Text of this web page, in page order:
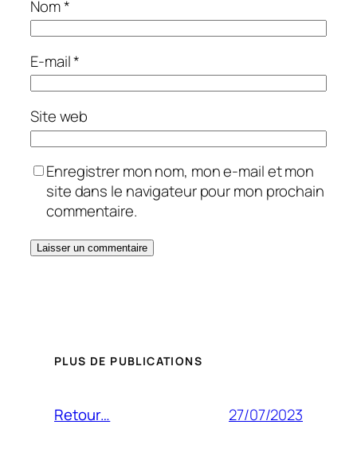
Nom*
E-mail*
Site web
Enregistrer mon nom, mon e-mail et mon
site dans le navigateur pour mon prochain
commentaire.
PLUS DE PUBLICATIONS
Retour… 27/07/2023